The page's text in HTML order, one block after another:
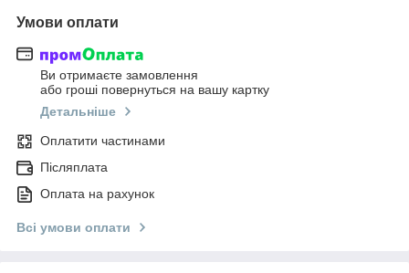
Умови оплати
Ви отримаєте замовлення
або гроші повернуться на вашу картку
Детальніше
Оплатити частинами
Післяплата
Оплата на рахунок
Всі умови оплати